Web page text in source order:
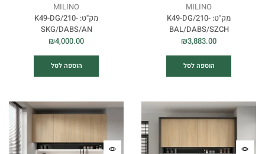
MILINO
מק"ט: K49-DG/210-
BAL/DABS/SZCH
₪3,883.00
הוספה לסל
MILINO
מק"ט: K49-DG/210-
SKG/DABS/AN
₪4,000.00
הוספה לסל